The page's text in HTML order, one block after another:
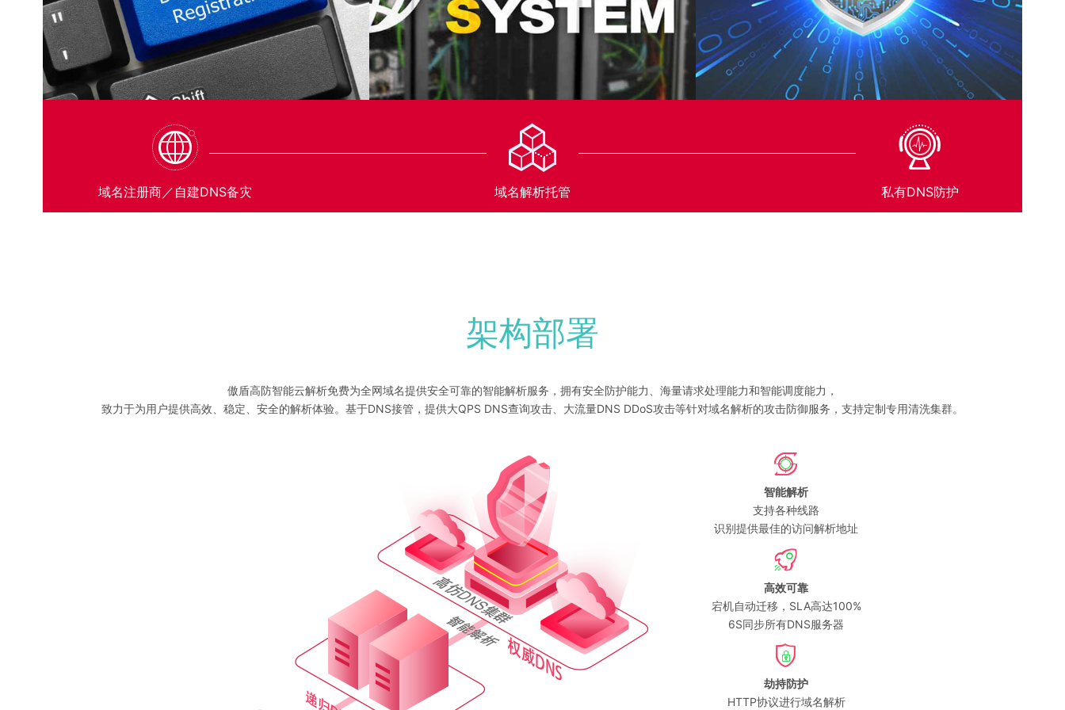
域名注册商／自建DNS备灾 域名解析托管 私有DNS防护
架构部署
傲盾高防智能云解析免费为全网域名提供安全可靠的智能解析服务，拥有安全防护能力、海量请求处理能力和智能调度能力，
致力于为用户提供高效、稳定、安全的解析体验。基于DNS接管，提供大QPS DNS查询攻击、大流量DNS DDoS攻击等针对域名解析的攻击防御服务，支持定制专用清洗集群。
智能解析
支持各种线路
识别提供最佳的访问解析地址
高效可靠
宕机自动迁移，SLA高达100%
6S同步所有DNS服务器
劫持防护
HTTP协议进行域名解析